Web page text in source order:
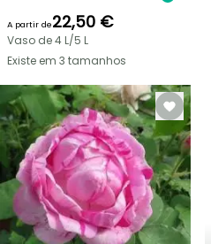
A partir de22,50 €
Vaso de 4 L/5 L
Existe em 3 tamanhos